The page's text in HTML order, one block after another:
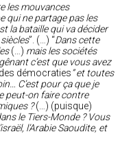
les mouvances
qui ne partage pas les
la bataille qui va décider
”. (…) “Dans cette
(…) mais les sociétés
c’est que vous avez
démocraties” et toutes
C’est pour ça que je
peut-on faire contre
?(…) (puisque)
le Tiers-Monde ? Vous
sraël, l’Arabie Saoudite, et